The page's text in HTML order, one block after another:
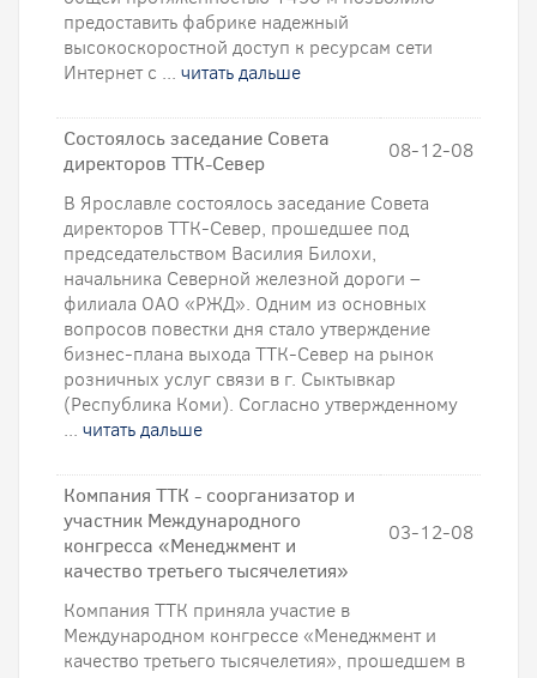
предоставить фабрике надежный
высокоскоростной доступ к ресурсам сети
Интернет с ... читать дальше
Состоялось заседание Совета
директоров ТТК-Север
08-12-08
В Ярославле состоялось заседание Совета
директоров ТТК-Север, прошедшее под
председательством Василия Билохи,
начальника Северной железной дороги –
филиала ОАО «РЖД». Одним из основных
вопросов повестки дня стало утверждение
бизнес-плана выхода ТТК-Север на рынок
розничных услуг связи в г. Сыктывкар
(Республика Коми). Согласно утвержденному
... читать дальше
Компания ТТК - соорганизатор и
участник Международного
конгресса «Менеджмент и
качество третьего тысячелетия»
03-12-08
Компания ТТК приняла участие в
Международном конгрессе «Менеджмент и
качество третьего тысячелетия», прошедшем в